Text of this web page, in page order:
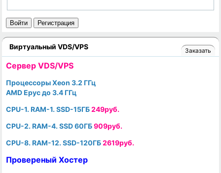
Войти Регистрация
Виртуальный VDS/VPS Заказать
Cервер VDS/VPS
Процессоры Xeon 3.2 ГГц
AMD Epyc до 3.4 ГГц
CPU-1. RAM-1. SSD-15ГБ249руб.
CPU-2. RAM-4. SSD 60ГБ909руб.
CPU-8. RAM-12. SSD-120ГБ2619руб.
Провереный Хостер